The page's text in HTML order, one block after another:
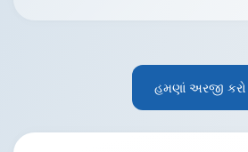
હમણાં અરજી કરો